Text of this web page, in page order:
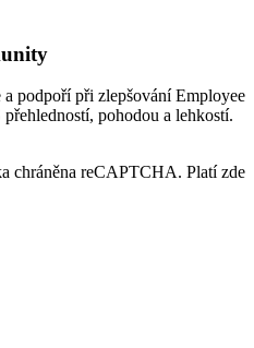
podpoří při zlepšování Employee
pohodou a lehkostí.
chráněna reCAPTCHA. Platí zde